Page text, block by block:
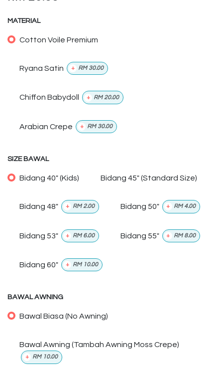
MATERIAL
Cotton Voile Premium
Ryana Satin + RM 30.00
Chiffon Babydoll + RM 20.00
Arabian Crepe + RM 30.00
SIZE BAWAL
Bidang 40" (Kids) Bidang 45" (Standard Size)
Bidang 48" + RM2.00 Bidang 50" + RM 4.00
Bidang 53" + RM 6.00 Bidang 55" + RM 8.00
Bidang 60" + RM 10.00
BAWAL AWNING
Bawal Biasa (No Awning)
Bawal Awning (Tambah Awning Moss Crepe)
+ RM 10.00